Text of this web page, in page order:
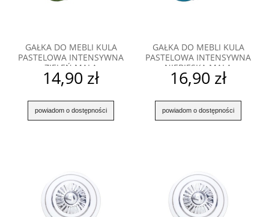
GAŁKA DO MEBLI KULA
PASTELOWA INTENSYWNA
ZIELEŃ MAŁA
14,90 zł
powiadom o dostępności
GAŁKA DO MEBLI KULA
PASTELOWA INTENSYWNA
NIEBIESKA MAŁA
16,90 zł
powiadom o dostępności